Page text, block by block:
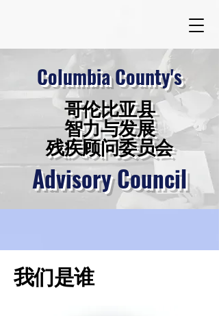
Columbia County's
哥伦比亚县
智力与发展
残疾顾问委员会
Advisory Council
我们是谁